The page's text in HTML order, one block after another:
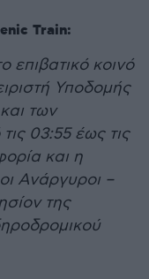
Train:
επιβατικό κοινό
Υποδομής
των
03:55 έως τις
και η
Ανάργυροι –
της